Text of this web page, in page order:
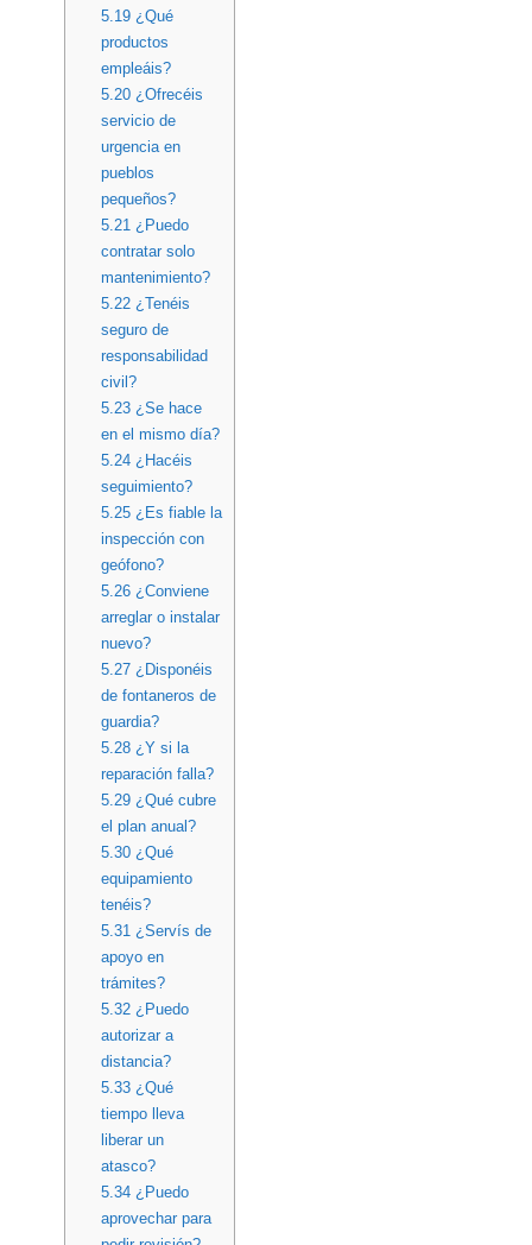
5.19¿Qué
productos
empleáis?
5.20¿Ofrecéis
servicio de
urgencia en
pueblos
pequeños?
5.21 ¿Puedo
contratar solo
mantenimiento?
5.22¿Tenéis
seguro de
responsabilidad
civil?
5.23¿Se hace
en el mismo día?
5.24¿Hacéis
seguimiento?
5.25¿Es fiable la
inspección con
geófono?
5.26¿Conviene
arreglar o instalar
nuevo?
5.27¿Disponéis
de fontaneros de
guardia?
5.28¿Y si la
reparación falla?
5.29¿Qué cubre
el plan anual?
5.30¿Qué
equipamiento
tenéis?
5.31 ¿Servís de
apoyo en
trámites?
5.32¿Puedo
autorizar a
distancia?
5.33¿Qué
tiempo lleva
liberar un
atasco?
5.34¿Puedo
aprovechar para